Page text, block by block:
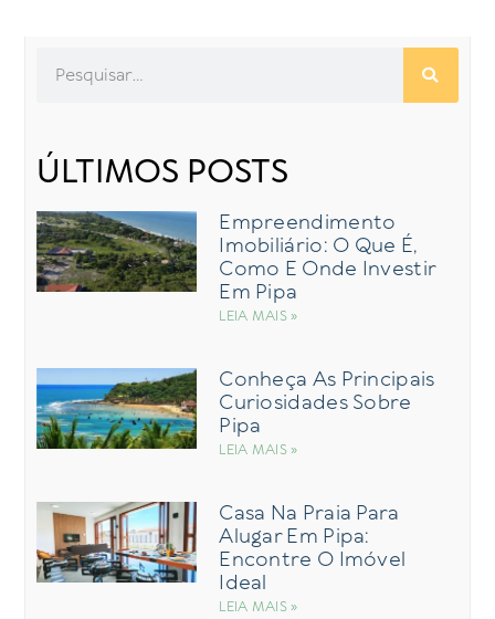
ÚLTIMOS POSTS
Empreendimento
Imobiliário: O Que É,
Como E Onde Investir
Em Pipa
LEIA MAIS »
Conheça As Principais
Curiosidades Sobre
Pipa
LEIA MAIS »
Casa Na Praia Para
Alugar Em Pipa:
Encontre O Imóvel
Ideal
LEIA MAIS »